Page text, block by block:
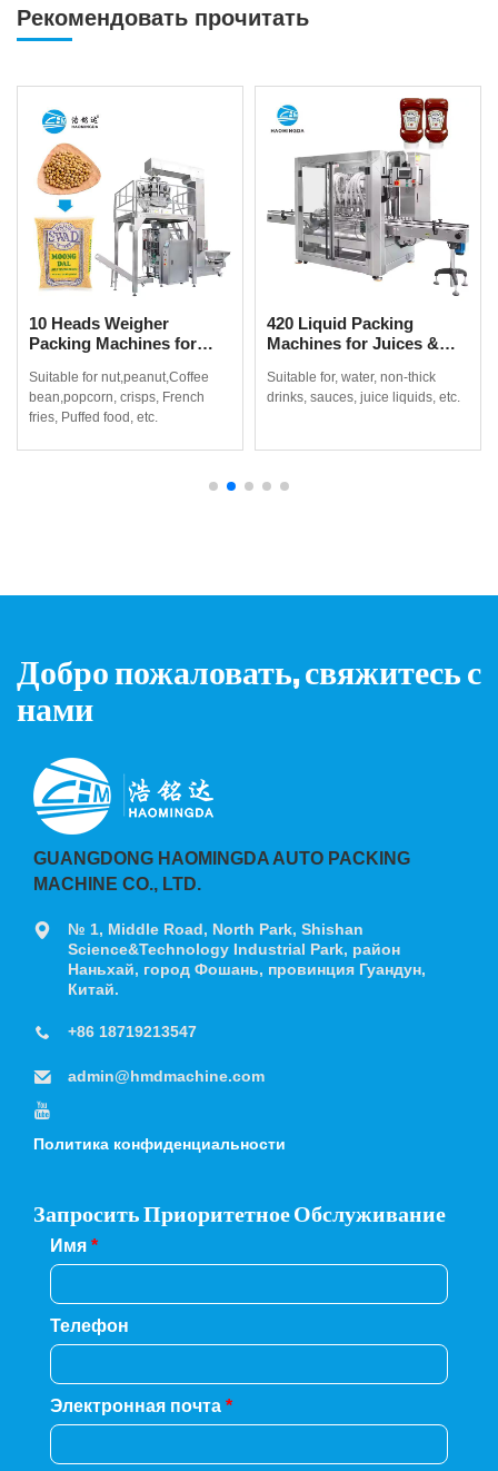
Рекомендовать прочитать
10 Heads Weigher
Packing Machines for
More
Suitable for nut,peanut,Coffee
bean,popcorn, crisps, French
fries, Puffed food, etc.
420 Liquid Packing
Machines for Juices &
Suitable for, water, non-thick
drinks, sauces, juice liquids, etc.
Добро пожаловать, свяжитесь с
нами
GUANGDONG HAOMINGDA AUTO PACKING
MACHINE CO., LTD.
№ 1, Middle Road, North Park, Shishan
Science&Technology Industrial Park, район
Наньхай, город Фошань, провинция Гуандун,
Китай.
+86 18719213547
admin@hmdmachine.com
Политика конфиденциальности
Запросить Приоритетное Обслуживание
Имя *
Телефон
Электронная почта *